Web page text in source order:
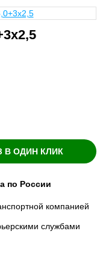
В ОДИН КЛИК
по России
компанией
службами